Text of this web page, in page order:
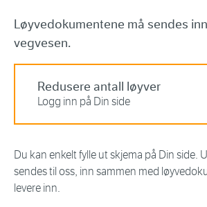
Løyvedokumentene må sendes
vegvesen.
Redusere antall løyver
Logg inn på Din side
Du kan enkelt fylle ut skjema på Din side.
sendes til oss, inn sammen med
levere inn.